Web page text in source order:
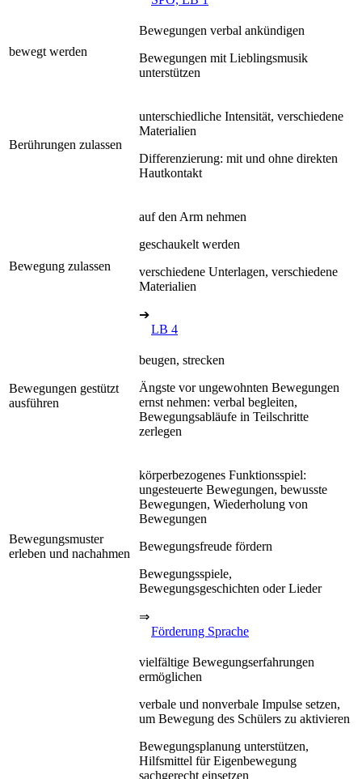
bewegt werden
Bewegungen verbal ankündigen
Bewegungen mit Lieblingsmusik
unterstützen
Berührungen zulassen
unterschiedliche Intensität, verschiedene
Materialien
Differenzierung: mit und ohne direkten
Hautkontakt
Bewegung zulassen
auf den Arm nehmen
geschaukelt werden
verschiedene Unterlagen, verschiedene
Materialien
➔
LB 4
Bewegungen gestützt
ausführen
beugen, strecken
Ängste vor ungewohnten Bewegungen
ernst nehmen: verbal begleiten,
Bewegungsabläufe in Teilschritte
zerlegen
Bewegungsmuster
erleben und nachahmen
körperbezogenes Funktionsspiel:
ungesteuerte Bewegungen, bewusste
Bewegungen, Wiederholung von
Bewegungen
Bewegungsfreude fördern
Bewegungsspiele,
Bewegungsgeschichten oder Lieder
⇒
Förderung Sprache
vielfältige Bewegungserfahrungen
ermöglichen
verbale und nonverbale Impulse setzen,
um Bewegung des Schülers zu aktivieren
Bewegungsplanung unterstützen,
Hilfsmittel für Eigenbewegung
sachgerecht einsetzen